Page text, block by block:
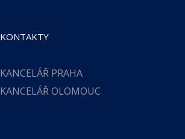
KONTAKTY
KANCELÁŘ PRAHA
KANCELÁŘ OLOMOUC